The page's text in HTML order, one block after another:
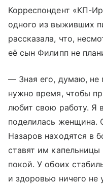
Корреспондент «КП-
одного из выживших
рассказала, что,
её сын Филипп не
— Зная его, думаю, не
нужно время, чтобы
любит свою работу. Я
поделилась женщина.
Назаров находятся в
ставят им
покой. У обоих
и здоровью ничего не